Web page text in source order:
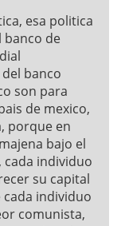
esa politica
banco de
banco
son para
de mexico,
porque en
bajo el
individuo
su capital
cada individuo
comunista,